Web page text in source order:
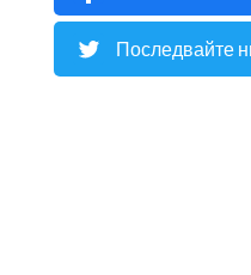
Последвайте